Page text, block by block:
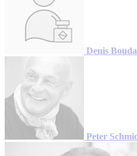
Denis
Peter